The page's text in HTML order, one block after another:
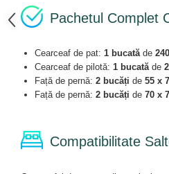
Pachetul Complet
Cearceaf de pat: 1 bucatăde
Cearceaf de pilotă: 1 bucatăde
Față de pernă: 2 bucăți de 55 x
Față de pernă: 2 bucăți de 70 x
Compatibilitate